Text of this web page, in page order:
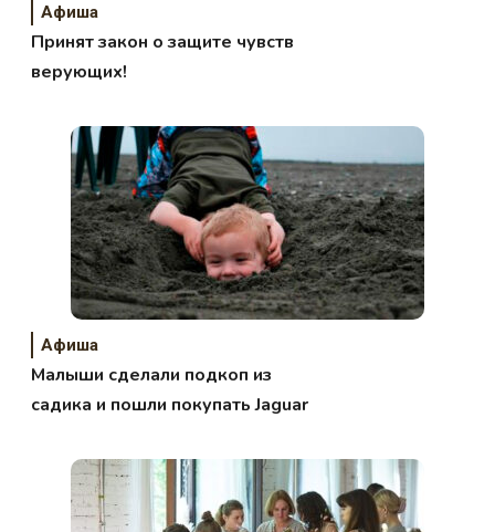
Афиша
Принят закон о защите чувств
верующих!
Афиша
Малыши сделали подкоп из
садика и пошли покупать Jaguar